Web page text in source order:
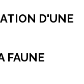
D'UNE
FAUNE